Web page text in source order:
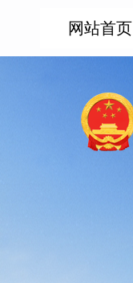
网站首页